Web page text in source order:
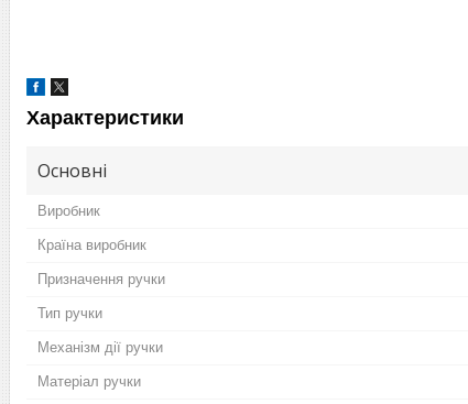
Характеристики
Основні
Виробник
Країна виробник
Призначення ручки
Тип ручки
Механізм дії ручки
Матеріал ручки